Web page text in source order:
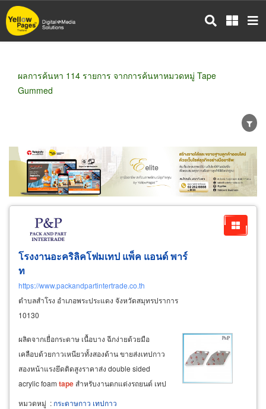
ข้าม
ไป
ผลการค้นหา 114 รายการ จากการค้นหาหมวดหมู่ Tape
Gummed
ขายส่ง ขายปลีก ผู้ผลิต
ตัวแทนจัดจำหน่าย
ผู้ส่งออก/นำเข้า
ธุรกิจบริการ
โรงงานอะคริลิคโฟมเทป แพ็ค แอนด์ พาร์
ท
https://www.packandpartintertrade.co.th
ตำบลสำโรง อำเภอพระประแดง จังหวัดสมุทรปราการ
10130
ผลิตจากเยื่อกระดาษ เนื้อบาง ฉีกง่ายด้วยมือ
เคลือบด้วยกาวเหนียวทั้งสองด้าน ขายส่งเทปกาว
สองหน้าแรงยึดติดสูงราคาส่ง double sided
acrylic foam tape สำหรับงานตกแต่งรถยนต์ เทป
ติดรถยนต์
หมวดหมู่ : กระดาษกาว เทปกาว